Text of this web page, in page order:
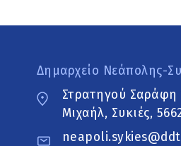
Δημαρχείο Νεάπολης-
Στρατηγού Σαράφη
Μιχαήλ, Συκιές,